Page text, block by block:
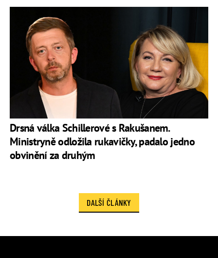
Drsná válka Schillerové s Rakušanem.
Ministryně odložila rukavičky, padalo jedno
obvinění za druhým
DALŠÍ ČLÁNKY